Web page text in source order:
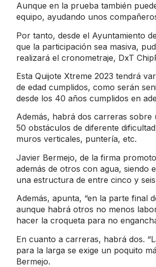
Aunque en la prueba también
equipo, ayudando unos
Por tanto, desde el Ayuntamiento
que la participación sea masiva,
realizará el cronometraje, DxT
Esta Quijote Xtreme 2023 tendrá
de edad cumplidos, como serán
desde los 40 años cumplidos en
Además, habrá dos carreras
50 obstáculos de diferente
muros verticales, puntería, etc.
Javier Bermejo, de la firma
además de otros con agua, siendo
una estructura de entre cinco y
Además, apunta, “en la parte final
aunque habrá otros no menos
hacer la croqueta para no
En cuanto a carreras, habrá dos.
para la larga se exige un poquito
Bermejo.